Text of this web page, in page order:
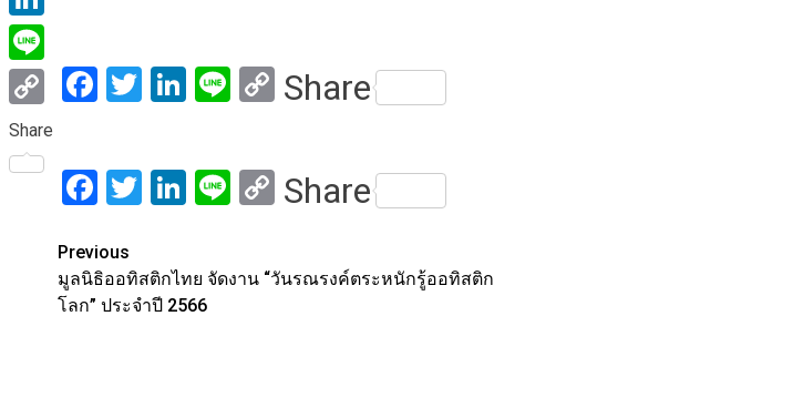
Facebook
Twitter
LinkedIn
LineCopy
Share
Facebook
Twitter
LinkedIn
LineCopy
Share
Post
navigation
Previous
มูลนิธิออทิสติกไทย จัดงาน “วันรณรงค์ตระหนักรู้ออทิสติก
โลก” ประจำปี 2566
LinkedIn
Line
Copy
Link
Share